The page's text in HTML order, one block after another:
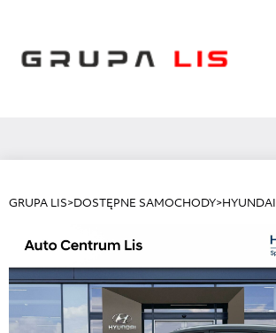
GRUPA LIS>DOSTĘPNE SAMOCHODY>HYUNDAI